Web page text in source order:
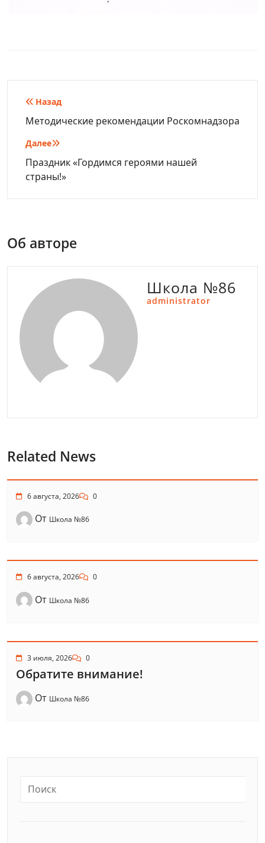
Навигация
по
записям
Назад
Методические рекомендации Роскомнадзора
Далее
Праздник «Гордимся героями нашей
страны!»
Об авторе
Школа №86
administrator
Related News
6 августа, 2026 0
От Школа №86
6 августа, 2026 0
От Школа №86
3 июля, 2026 0
Обратите внимание!
От Школа №86